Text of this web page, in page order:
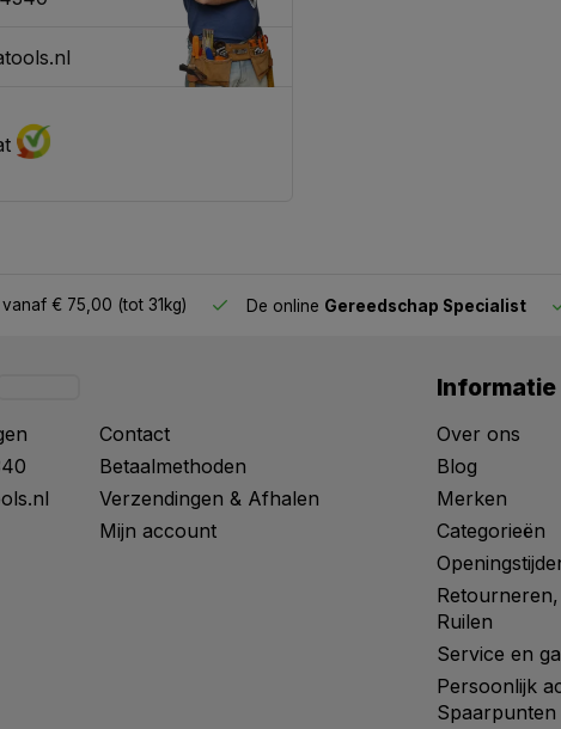
vanaf € 75,00 (tot 31kg) De online Gereedschap Specialist
Contact
Betaalmethoden
Verzendingen & Afhalen
Mijn account
Informatie
Over ons
Blog
Merken
Categorieën
Ruilen
Service en
Persoonlijk
Spaarpunten